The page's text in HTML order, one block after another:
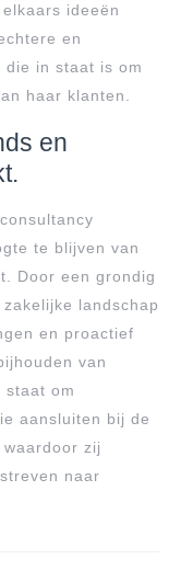
ideeën
en
in staat is om
haar klanten.
en
te blijven van
Door een grondig
landschap
en proactief
van
om
aansluiten bij de
zij
naar